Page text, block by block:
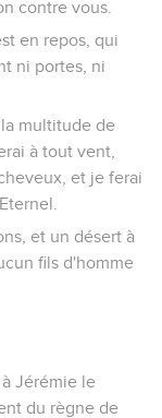
contre vous.
en repos, qui
ni portes, ni
multitude de
à tout vent,
et je ferai
et un désert à
fils d'homme
Jérémie le
du règne de